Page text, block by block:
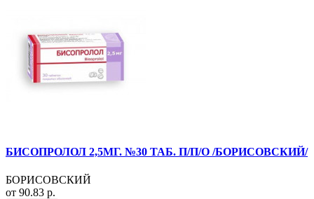
БИСОПРОЛОЛ 2,5МГ. №30 ТАБ. П/П/О /БОРИСОВСКИЙ/
БОРИСОВСКИЙ
от 90.83 р.